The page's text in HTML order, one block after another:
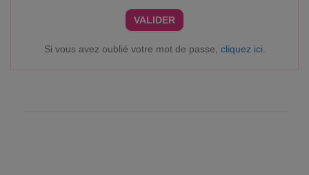
VALIDER
Si vous avez oublié votre mot de passe, cliquez ici